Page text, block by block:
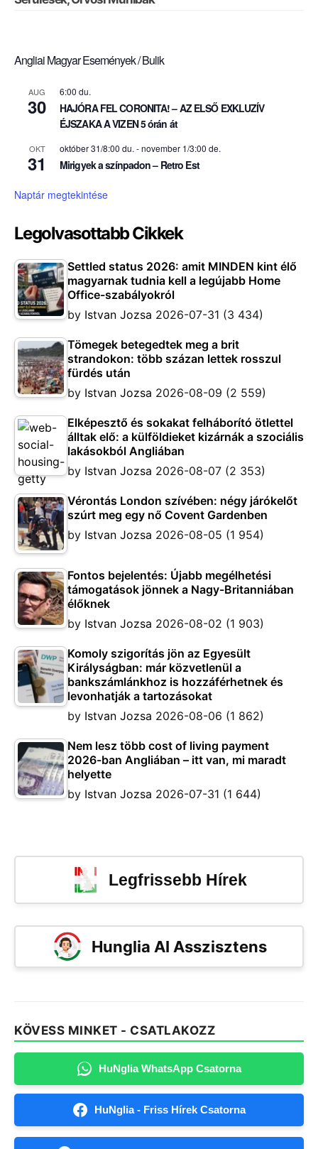
Angliai Magyar Események / Bulik
AUG
30
6:00 du.
HAJÓRA FEL CORONITA! – AZ ELSŐ EXKLUZÍV
ÉJSZAKA A VIZEN 5 órán át
OKT
31
október 31/8:00 du. -november 1/3:00 de.
Mirigyek a színpadon – Retro Est
Naptár megtekintése
Legolvasottabb Cikkek
Settled status 2026: amit MINDEN kint élő
magyarnak tudnia kell a legújabb Home
Office-szabályokról
by Istvan Jozsa 2026-07-31 (3 434)
Tömegek betegedtek meg a brit
strandokon: több százan lettek rosszul
fürdés után
by Istvan Jozsa 2026-08-09 (2 559)
Elképesztő és sokakat felháborító ötlettel
álltak elő: a külföldieket kizárnák a szociális
lakásokból Angliában
by Istvan Jozsa 2026-08-07 (2 353)
Vérontás London szívében: négy járókelőt
szúrt meg egy nő Covent Gardenben
by Istvan Jozsa 2026-08-05 (1 954)
Fontos bejelentés: Újabb megélhetési
támogatások jönnek a Nagy-Britanniában
élőknek
by Istvan Jozsa 2026-08-02 (1 903)
Komoly szigorítás jön az Egyesült
Királyságban: már közvetlenül a
bankszámlánkhoz is hozzáférhetnek és
levonhatják a tartozásokat
by Istvan Jozsa 2026-08-06 (1 862)
Nem lesz több cost of living payment
2026-ban Angliában – itt van, mi maradt
helyette
by Istvan Jozsa 2026-07-31 (1 644)
Legfrissebb Hírek
Hunglia AI Asszisztens
KÖVESS MINKET - CSATLAKOZZ
HuNglia WhatsApp Csatorna
HuNglia - Friss Hírek Csatorna